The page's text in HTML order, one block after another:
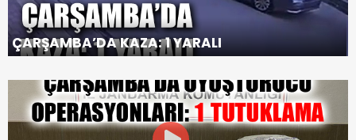
ÇARŞAMBA’DA KAZA: 1 YARALI